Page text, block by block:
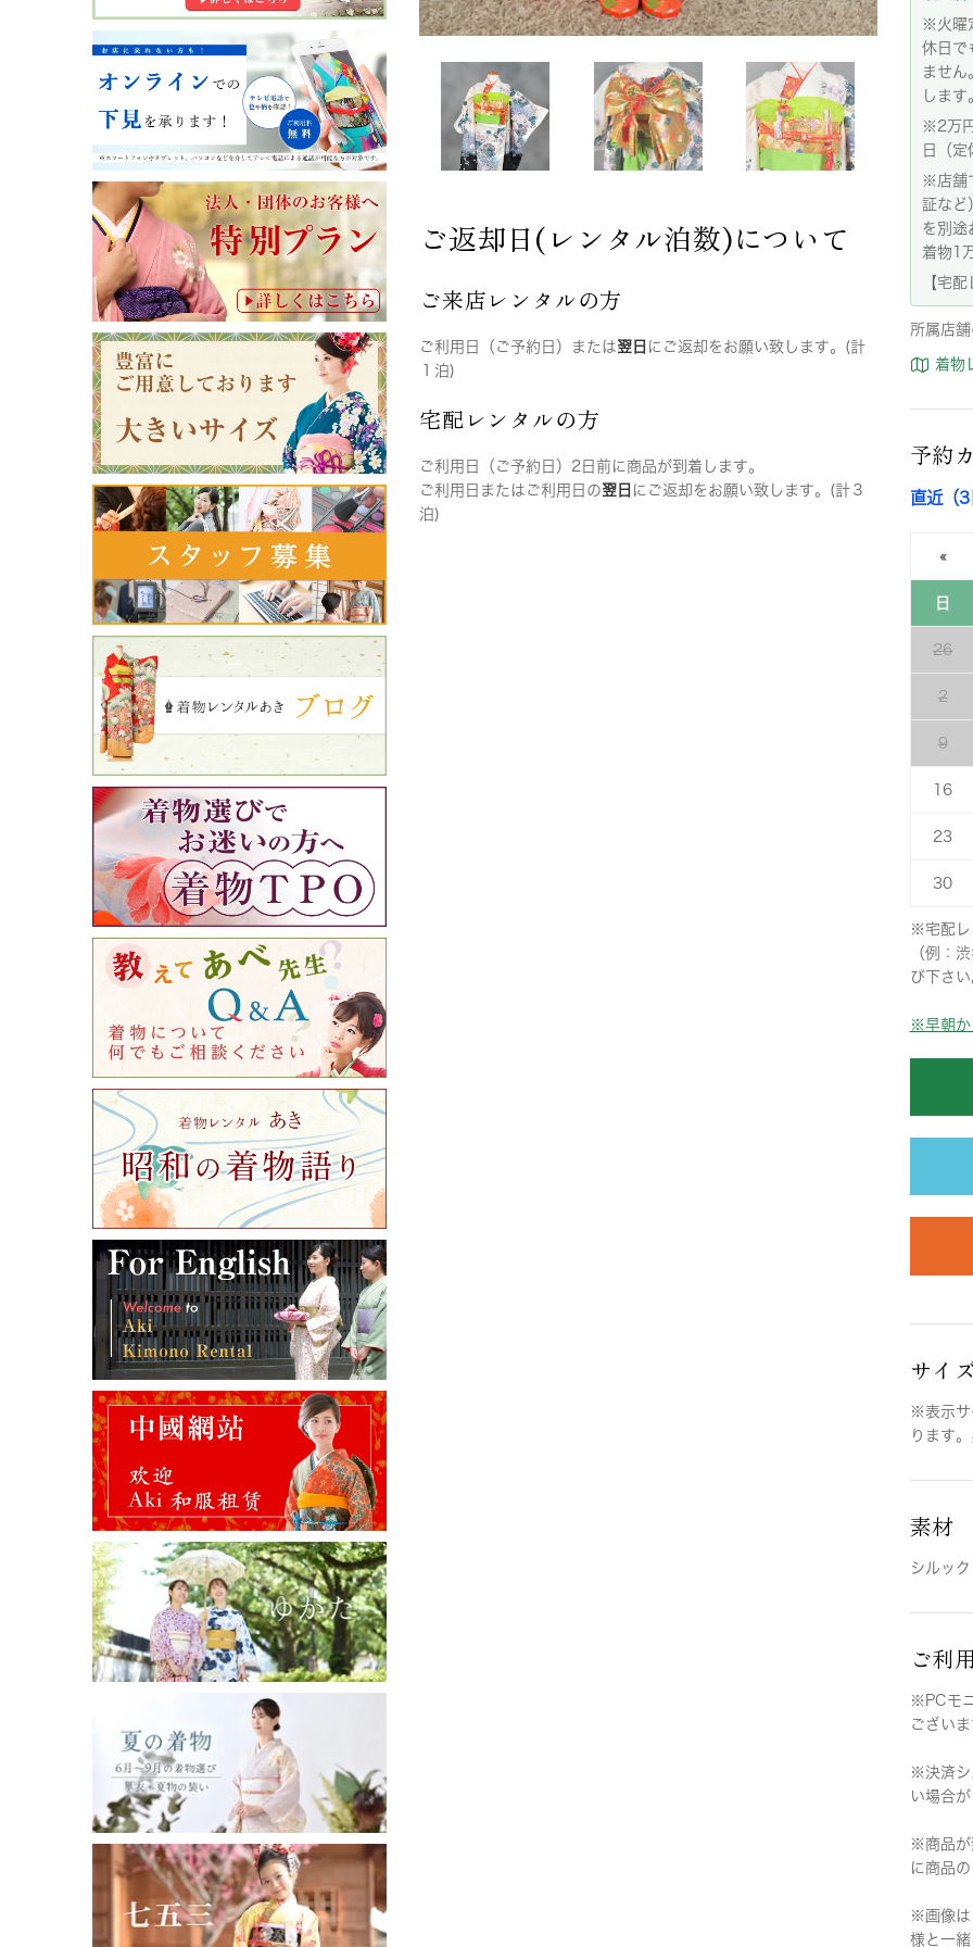
ご返却日(レンタル泊数)について
ご来店レンタルの方
ご利用日（ご予約日）または翌日 にご返却をお願い致します。(計
１泊)
宅配レンタルの方
ご利用日（ご予約日）2日前に商品が到着します。
ご利用日またはご利用日の翌日 にご返却をお願い致します。(計３
泊)
※火曜
休日で
ません
します
※2万
日（
※店舗
証など
を別途
着物1
【宅
所属店
着物
予約
直近（3
«
日
26
2
9
16
23
30
※宅配レ
（例：
び下さい
※早朝か
サイ
※表示サ
ります
素材
シルック
ご利
※PCモ
ござい
※決済シ
い場合
※商品が
に商品
※画像は
様と一